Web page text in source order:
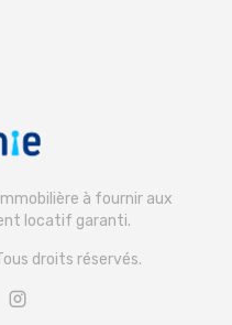
à fournir aux
locatif garanti.
droits réservés.